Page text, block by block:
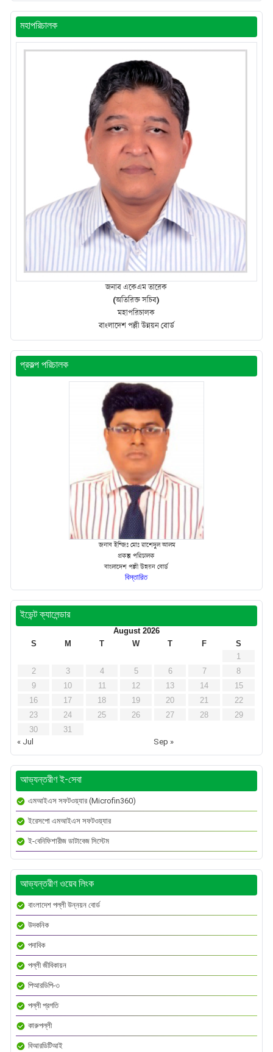
মহাপরিচালক
জনাব একেএম তারেক
(অতিরিক্ত সচিব)
মহাপরিচালক
বাংলাদেশ পল্লী উন্নয়ন বোর্ড
প্রকল্প পরিচালক
জনাব ইন্জিঃ মোঃ রাশেদুল আলম
প্রকল্প পরিচালক
বাংলাদেশ পল্লী উন্নয়ন বোর্ড
বিস্তারিত
ইভেন্ট ক্যালেন্ডার
August 2026
S
M T W T F
S
1
2
3 4 5 6 7
8
9
10 11 12 13 14
15
16
17 18 19 20 21
22
23
24 25 26 27 28
29
30
31
« Jul
Sep »
আভ্যন্তরীণ ই-সেবা
এমআইএস সফটওয়্যার (Microfin360)
ইরেসপো এমআইএস সফটওয়্যার
ই-বেনিফিশারীজ ডাটাবেজ সিস্টেম
আভ্যন্তরীণ ওয়েব লিংক
বাংলাদেশ পল্লী উন্নয়ন বোর্ড
উদকনিক
পদাবিক
পল্লী জীবিকায়ন
পিআরডিপি-৩
পল্লী প্রগতি
কারুপল্লী
বিআরডিটিআই